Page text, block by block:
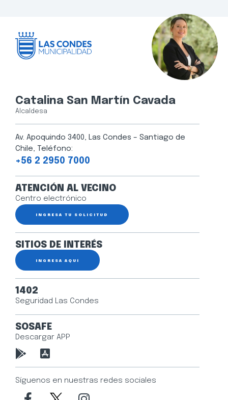
Catalina San Martín Cavada
Alcaldesa
Av. Apoquindo 3400, Las Condes – Santiago de
Chile, Teléfono:
+56 2 2950 7000
ATENCIÓN AL VECINO
Centro electrónico
INGRESA TU SOLICITUD
SITIOS DE INTERÉS
INGRESA AQUÍ
1402
Seguridad Las Condes
SOSAFE
Descargar APP
Síguenos en nuestras redes sociales